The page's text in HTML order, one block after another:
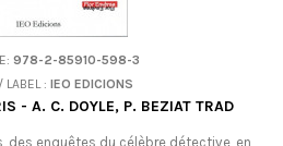
978-2-85910-598-3
LABEL : IEO EDICIONS
- A. C. DOYLE, P. BEZIAT TRAD
des enquêtes du célèbre détective, en